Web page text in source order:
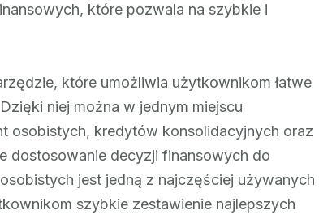
które pozwala na szybkie i
które umożliwia użytkownikom łatwe
niej można w jednym miejscu
kredytów konsolidacyjnych oraz
dostosowanie decyzji finansowych do
jest jedną z najczęściej używanych
szybkie zestawienie najlepszych